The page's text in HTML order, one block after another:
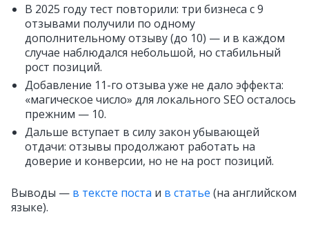
В 2025 году тест повторили: три бизнеса с 9
отзывами получили по одному
дополнительному отзыву (до 10) — и в каждом
случае наблюдался небольшой, но стабильный
рост позиций.
Добавление 11-го отзыва уже не дало эффекта:
«магическое число» для локального SEO осталось
прежним — 10.
Дальше вступает в силу закон убывающей
отдачи: отзывы продолжают работать на
доверие и конверсии, но не на рост позиций.
Выводы — в тексте поста и в статье (на английском
языке).